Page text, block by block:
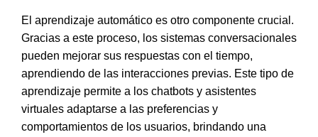
El aprendizaje automático es otro componente crucial.
Gracias a este proceso, los sistemas conversacionales
pueden mejorar sus respuestas con el tiempo,
aprendiendo de las interacciones previas. Este tipo de
aprendizaje permite a los chatbots y asistentes
virtuales adaptarse a las preferencias y
comportamientos de los usuarios, brindando una